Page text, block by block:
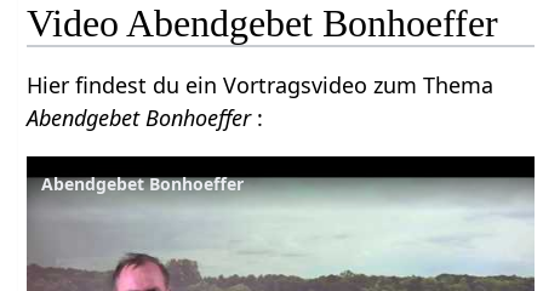
Video Abendgebet Bonhoeffer
Hier findest du ein Vortragsvideo zum Thema
Abendgebet Bonhoeffer :
Abendgebet Bonhoeffer